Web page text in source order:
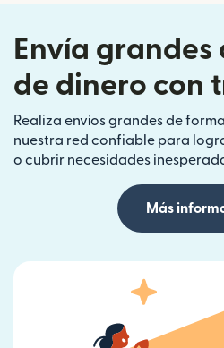
Envía
de dinero con
Realiza envíos grandes de
nuestra red confiable para
o cubrir necesidades
Más